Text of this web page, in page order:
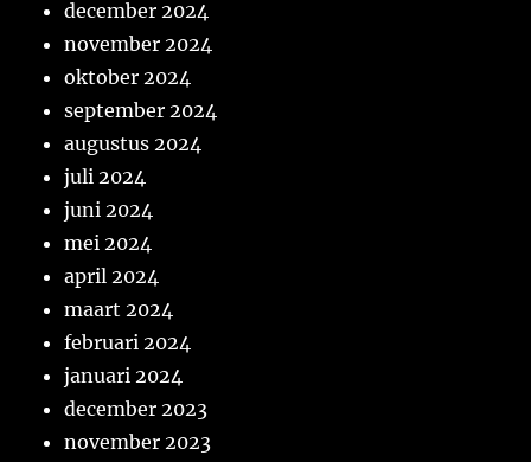
december 2024
november 2024
oktober 2024
september 2024
augustus 2024
juli 2024
juni 2024
mei 2024
april 2024
maart 2024
februari 2024
januari 2024
december 2023
november 2023